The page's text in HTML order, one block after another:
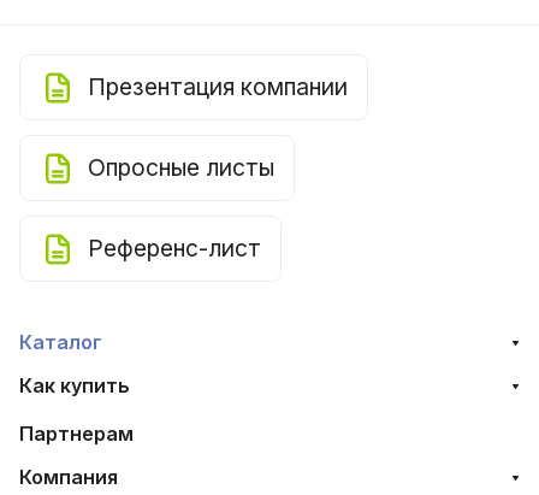
Презентация компании
Опросные листы
Референс-лист
Каталог
Как купить
Партнерам
Компания